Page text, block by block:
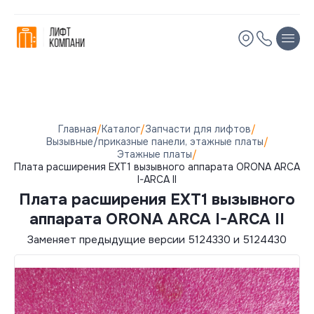
Главная/Каталог/Запчасти для лифтов/
Вызывные/приказные панели, этажные платы/
Этажные платы/
Плата расширения EXT1 вызывного аппарата ORONA ARCA
I-ARCA II
Плата расширения EXT1 вызывного
аппарата ORONA ARCA I-ARCA II
Заменяет предыдущие версии 5124330 и 5124430
Телефон
Электронная почта
Комментарий
Телефон
Электронная почта
Комментарий